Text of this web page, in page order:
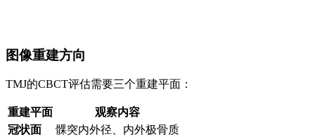
图像重建方向
TMJ的CBCT评估需要三个重建平面：
重建平面
观察内容
冠状面
髁突内外径、内外极骨质